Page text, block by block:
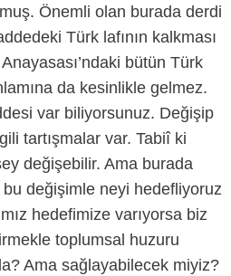
Önemli olan burada derdi
Türk lafının kalkması
bütün Türk
da kesinlikle gelmez.
var biliyorsunuz. Değişip
tartışmalar var. Tabiî ki
değişebilir. Ama burada
değişimle neyi hedefliyoruz
hedefimize varıyorsa biz
toplumsal huzuru
Ama sağlayabilecek miyiz?